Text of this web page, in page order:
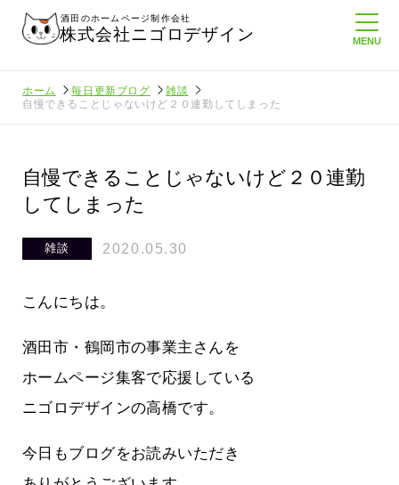
酒田のホームページ制作会社
株式会社ニゴロデザイン
ホーム 毎日更新ブログ
雑談
自慢できることじゃないけど２０連勤してしまった
自慢できることじゃないけど２０連勤
してしまった
雑談 2020.05.30
こんにちは。
酒田市・鶴岡市の事業主さんを
ホームページ集客で応援している
ニゴロデザインの高橋です。
今日もブログをお読みいただき
負けない
立ちたい
メンタルに来る～！想定してたより利
益が残らない仕事になってしまって
た…